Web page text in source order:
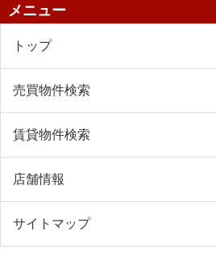
メニュー
トップ
売買物件検索
賃貸物件検索
店舗情報
サイトマップ